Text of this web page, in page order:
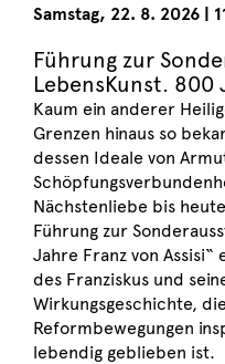
Samstag, 22. 8. 2026 |
Führung zur
LebensKunst. 800
Kaum ein anderer
Grenzen hinaus so
dessen Ideale von
Nächstenliebe bis
Führung zur
Jahre Franz von
des Franziskus und
Wirkungsgeschichte,
Reformbewegungen
lebendig geblieben ist.